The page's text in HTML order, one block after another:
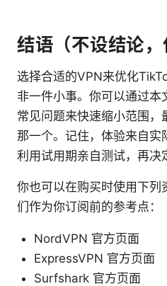
结语（不设结论，
选择合适的VPN来优化
非一件小事。你可以通过本
常见问题来快速缩小范围，
那一个。记住，体验来自实
利用试用期亲自测试，再决
你也可以在购买时使用下列
们作为你订阅前的参考点：
NordVPN 官方页面
ExpressVPN 官方页面
Surfshark 官方页面